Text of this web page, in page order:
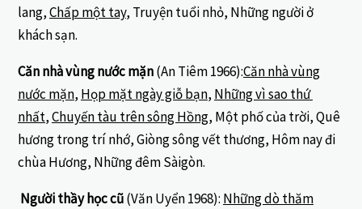
lang,Chấp một tay, Truyện tuổi nhỏ, Những người ở
khách sạn.
Căn nhà vùng nước mặn(An Tiêm 1966):Căn nhà vùng
nước mặn, Họp mặt ngày giỗ bạn, Những vì sao thứ
nhất,Chuyến tàu trên sông Hồng, Một phố của trời, Quê
hương trong trí nhớ, Giòng sông vết thương, Hôm nay đi
chùa Hương, Những đêm Sàigòn.
Người thầy học cũ(Văn Uyển 1968): Những dò thăm